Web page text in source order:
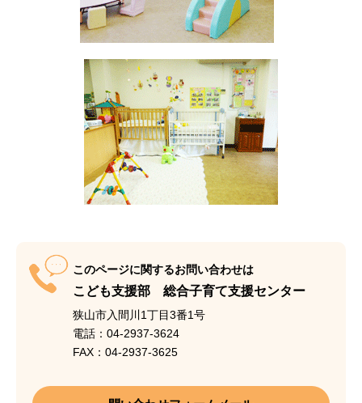
このページに関するお問い合わせは
こども支援部 総合子育て支援センター
狭山市入間川1丁目3番1号
電話：04-2937-3624
FAX：04-2937-3625